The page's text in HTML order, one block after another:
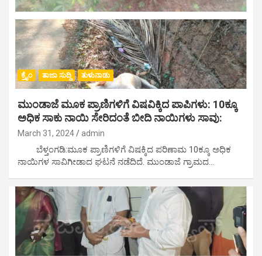
ಕ್ರೈಂ ತಾಜಾ ಸುದ್ದಿ ತುಳುನಾಡು
ಮುಂಡಾಜೆ ಮೂಕ ಪ್ರಾಣಿಗಳಿಗೆ ವಿಷವಿಕ್ಕಿದ ಪಾಪಿಗಳು: 10ಕ್ಕೂ
ಅಧಿಕ ಸಾಕು ನಾಯಿ ಸೇರಿದಂತೆ ಬೀದಿ ನಾಯಿಗಳು ಸಾವು:
March 31, 2024 admin
ಬೆಳ್ತಂಗಡಿ:ಮೂಕ ಪ್ರಾಣಿಗಳಿಗೆ ವಿಷಕ್ಕಿದ ಪರಿಣಾಮ 10ಕ್ಕೂ ಅಧಿಕ
ನಾಯಿಗಳ ಸಾವಿಗೀಡಾದ ಘಟನೆ ನಡೆದಿದೆ. ಮುಂಡಾಜೆ ಗ್ರಾಮದ…